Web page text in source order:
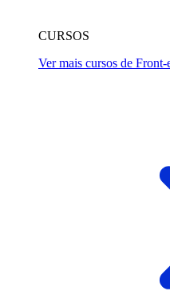
CURSOS
Ver mais cursos de Front-